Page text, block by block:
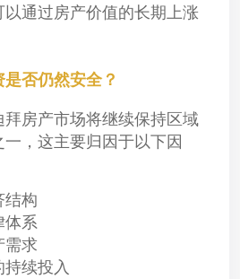
通过房产价值的长期上涨
否仍然安全？
房产市场将继续保持区域
，这主要归因于以下因
结构
体系
需求
续投入